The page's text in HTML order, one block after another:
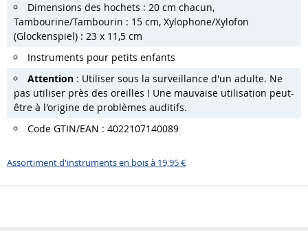
Dimensions des hochets : 20 cm chacun,
Tambourine/Tambourin : 15 cm, Xylophone/Xylofon
(Glockenspiel) : 23 x 11,5 cm
Instruments pour petits enfants
Attention : Utiliser sous la surveillance d'un adulte. Ne
pas utiliser près des oreilles ! Une mauvaise utilisation peut-
être à l'origine de problèmes auditifs.
Code GTIN/EAN : 4022107140089
Assortiment d'instruments en bois à 19,95 €